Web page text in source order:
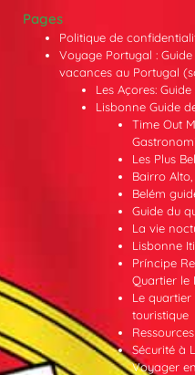
Pages
Politique de
Voyage Portugal :
vacances au Portugal
Les Açores:
Lisbonne Guide
Time Out
Les Plus
Bairro
Belém
Guide du
La vie
Lisbonne
Príncipe
Quartier le
Le quartier
touristique
Sécurité à
Voyager